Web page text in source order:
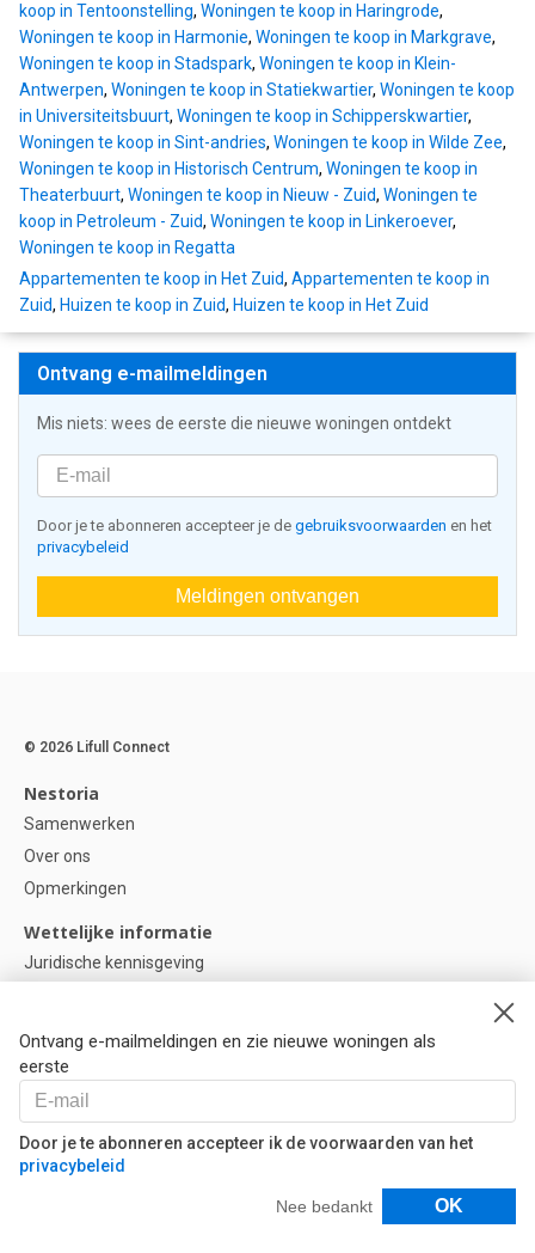
koop in Tentoonstelling, Woningen te koop in Haringrode,
Woningen te koop in Harmonie, Woningen te koop in Markgrave,
Woningen te koop in Stadspark, Woningen te koop in Klein-
Antwerpen, Woningen te koop in Statiekwartier, Woningen te koop
in Universiteitsbuurt, Woningen te koop in Schipperskwartier,
Woningen te koop in Sint-andries, Woningen te koop in Wilde Zee,
Woningen te koop in Historisch Centrum, Woningen te koop in
Theaterbuurt, Woningen te koop in Nieuw - Zuid, Woningen te
koop in Petroleum - Zuid, Woningen te koop in Linkeroever,
Woningen te koop in Regatta
Appartementen te koop in Het Zuid, Appartementen te koop in
Zuid, Huizen te koop in Zuid, Huizen te koop in Het Zuid
Ontvang e-mailmeldingen
Mis niets: wees de eerste die nieuwe woningen ontdekt
Door je te abonneren accepteer je de gebruiksvoorwaarden en het
privacybeleid
Meldingen ontvangen
Ontvang e-mailmeldingen en zie nieuwe woningen als
eerste
Door je te abonneren accepteer ik de voorwaarden van het
privacybeleid
Nee bedankt OK
Filters
© 2026 Lifull Connect
Nestoria
Samenwerken
Over ons
Opmerkingen
Wettelijke informatie
Juridische kennisgeving
Cookie instellingen
Help
Vragen
Onze partners